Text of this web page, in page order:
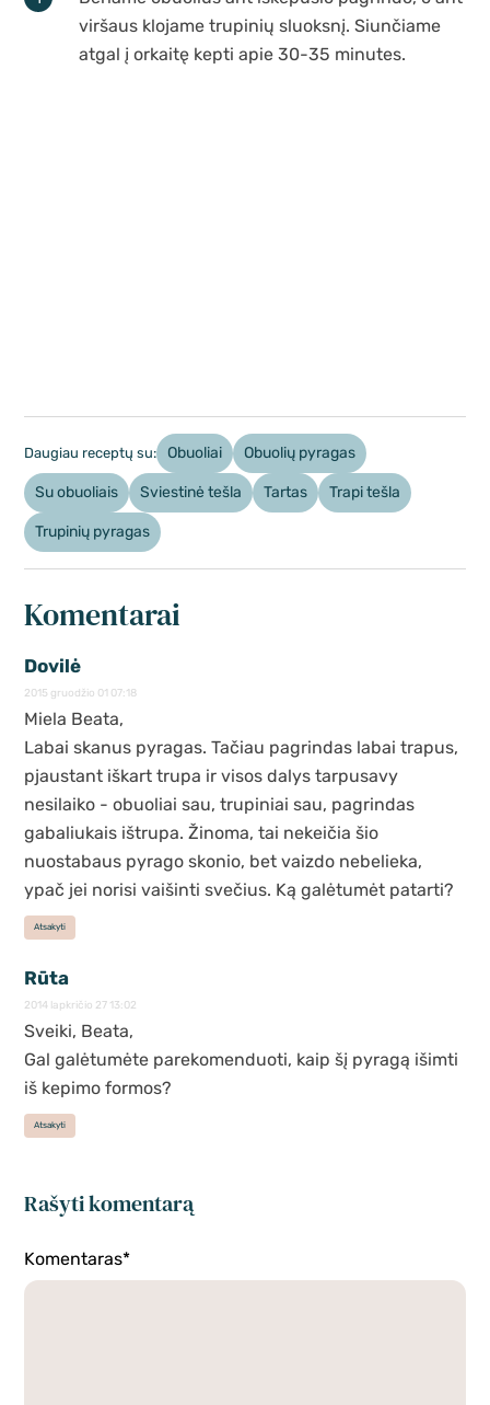
viršaus klojame trupinių sluoksnį. Siunčiame
atgal į orkaitę kepti apie 30-35 minutes.
Daugiau receptų su: Obuoliai Obuolių pyragas
Su obuoliais Sviestinė tešla Tartas Trapi tešla
Trupinių pyragas
Komentarai
Dovilė
2015 gruodžio 01 07:18
Miela Beata,
Labai skanus pyragas. Tačiau pagrindas labai trapus,
pjaustant iškart trupa ir visos dalys tarpusavy
nesilaiko - obuoliai sau, trupiniai sau, pagrindas
gabaliukais ištrupa. Žinoma, tai nekeičia šio
nuostabaus pyrago skonio, bet vaizdo nebelieka,
ypač jei norisi vaišinti svečius. Ką galėtumėt patarti?
Atsakyti
Rūta
2014 lapkričio 27 13:02
Sveiki, Beata,
Gal galėtumėte parekomenduoti, kaip šį pyragą išimti
iš kepimo formos?
Atsakyti
Rašyti komentarą
Komentaras*